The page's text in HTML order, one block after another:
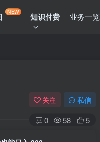
NEW 知识付费 业务一览
关注 私信
0 58 5